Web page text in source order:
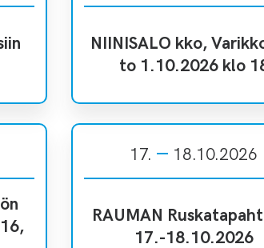
NIINISALO kko,
to 1.10.2026 klo
17. 18.10.2026
RAUMAN
17.-18.10.2026